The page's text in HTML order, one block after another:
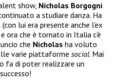
show, Nicholas Borgogni
a studiare danza. Ha
lui era presente anche l’ex
ora che è tornato in Italia c’è
che Nicholas ha voluto
varie piattaforme social. Mai
fa di poter realizzare un